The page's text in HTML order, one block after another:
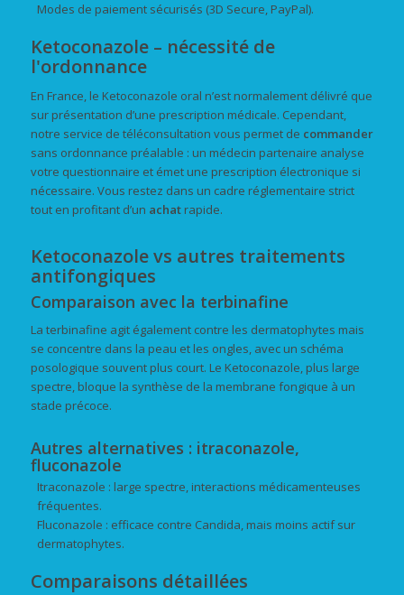
Modes de paiement sécurisés (3D Secure, PayPal).
Ketoconazole – nécessité de
l'ordonnance
En France, le Ketoconazole oral n’est normalement délivré que
sur présentation d’une prescription médicale. Cependant,
notre service de téléconsultation vous permet de commander
sans ordonnance préalable : un médecin partenaire analyse
votre questionnaire et émet une prescription électronique si
nécessaire. Vous restez dans un cadre réglementaire strict
tout en profitant d’un achatrapide.
Ketoconazole vs autres traitements
antifongiques
Comparaison avec la terbinafine
La terbinafine agit également contre les dermatophytes mais
se concentre dans la peau et les ongles, avec un schéma
posologique souvent plus court. Le Ketoconazole, plus large
spectre, bloque la synthèse de la membrane fongique à un
stade précoce.
Autres alternatives : itraconazole,
fluconazole
Itraconazole : large spectre, interactions médicamenteuses
fréquentes.
Fluconazole : efficace contre Candida, mais moins actif sur
dermatophytes.
Comparaisons détaillées